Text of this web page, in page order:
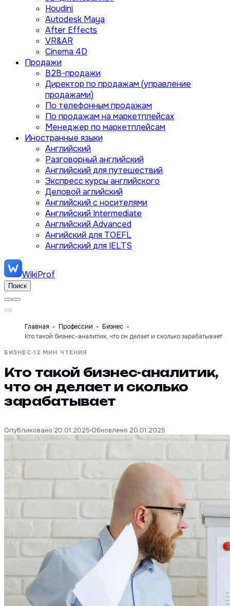
Houdini
Autodesk Maya
After Effects
VR&AR
Cinema 4D
Продажи
B2B-продажи
Директор по продажам (управление
продажами)
По телефонным продажам
По продажам на маркетплейсах
Менеджер по маркетплейсам
Иностранные языки
Английский
Разговорный английский
Английский для путешествий
Экспресс курсы английского
Деловой аглийский
Английский с носителями
Английский Intermediate
Английский Advanced
Ангийский для TOEFL
Английский для IELTS
WikiProf
Поиск
Главная Профессии
Бизнес
Кто такой бизнес-аналитик, что он делает и сколько зарабатывает
БИЗНЕС 12 МИН ЧТЕНИЯ
Кто такой бизнес-аналитик,
что он делает и сколько
зарабатывает
Опубликовано 20.01.2025 Обновлено 20.01.2025